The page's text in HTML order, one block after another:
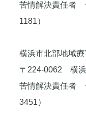
苦情解決責任者
1181）
横浜市北部地域
〒224-0062 横
苦情解決責任者
3451）